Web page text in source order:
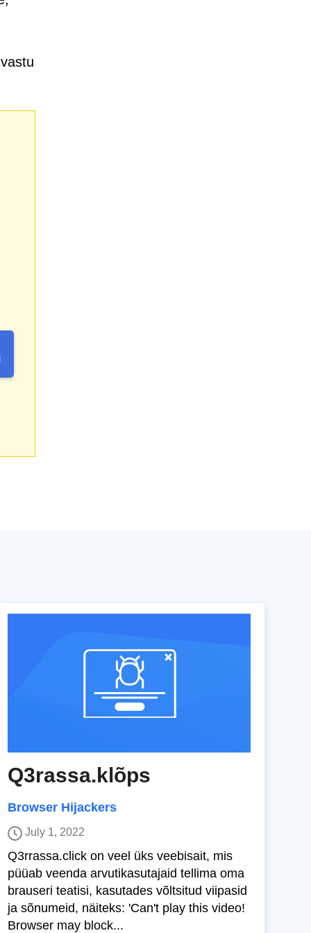
Q3rassa.klõps
Browser Hijackers
July 1, 2022
Q3rrassa.click on veel üks veebisait, mis
püüab veenda arvutikasutajaid tellima oma
brauseri teatisi, kasutades võltsitud viipasid
ja sõnumeid, näiteks: 'Can't play this video!
Browser may block...